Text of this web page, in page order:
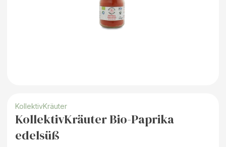
KollektivKräuter
KollektivKräuter Bio-Paprika
edelsüß